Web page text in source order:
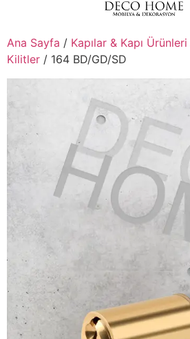
Ana Sayfa / Kapılar & Kapı Ürünleri
Kilitler / 164 BD/GD/SD